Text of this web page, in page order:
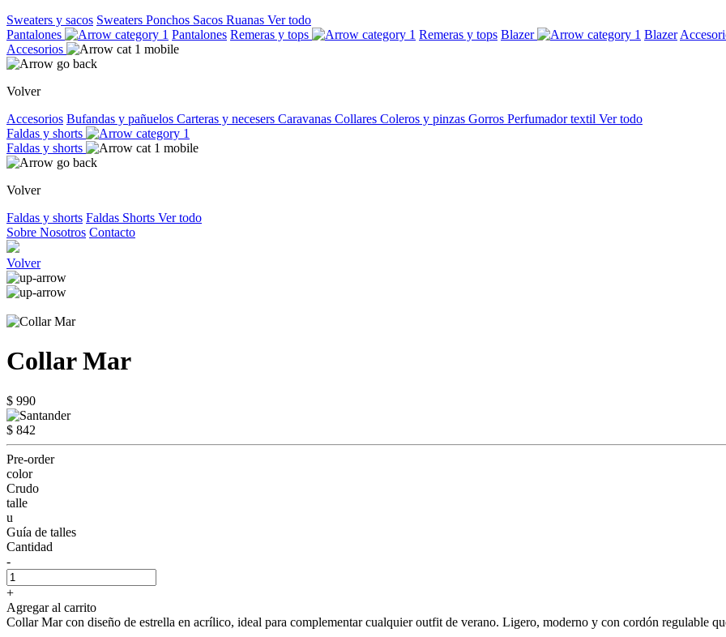
Sweaters y sacos Sweaters Ponchos Sacos Ruanas Ver todo
Pantalones
Pantalones Remeras y tops Remeras y tops Blazer Blazer
Accesorios
Volver
Accesorios Bufandas y pañuelos Carteras y necesers Caravanas Collares Coleros y pinzas Gorros Perfumador textil Ver todo
Faldas y shorts
Faldas y shorts
Volver
Faldas y shorts Faldas Shorts Ver todo
Sobre Nosotros Contacto
Volver
Collar Mar
$ 990
$ 842
Pre-order
color
Crudo
talle
u
Guía de talles
Cantidad
-
+
Agregar al carrito
Collar Mar con diseño de estrella en acrílico, ideal para complementar cualquier outfit de verano. Ligero, moderno y con cordón regulable